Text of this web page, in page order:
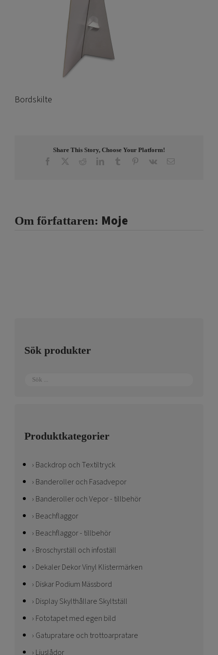
Bordskilte
Share This Story, Choose Your Platform!
Facebook RedditLinkedInTumblr Pinterest
Vk E-
Om författaren: Moje
Sök produkter
Produktkategorier
Backdrop och Textiltryck
Banderoller och Fasadvepor
Banderoller och Vepor - tillbehör
Beachflaggor
Beachflaggor - tillbehör
Broschyrställ och infoställ
Dekaler Dekor Vinyl Klistermärken
Diskar Podium Mässbord
Display Skylthållare Skyltställ
Fototapet med egen bild
Gatupratare och trottoarpratare
Ljuslådor